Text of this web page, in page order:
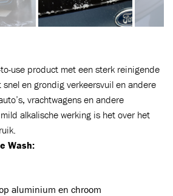
use product met een sterk reinigende
en grondig verkeersvuil en andere
vrachtwagens en andere
alkalische werking is het over het
Wash:
aluminium en chroom
winkelwagen